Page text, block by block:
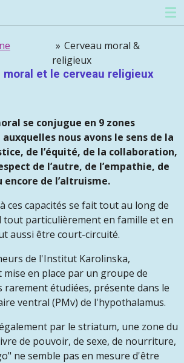
» Cerveau moral &
religieux
moral et le cerveau religieux
se conjugue en 9 zones
nous avons le sens de la
de l’équité, de la collaboration,
de l’autre, de l’empathie, de
encore de l’altruisme.
ces capacités se fait tout au long de
tout particulièrement en famille et en
aussi être court-circuité.
de l'Institut Karolinska,
en place par un groupe de
rarement étudiées, présente dans le
ventral (PMv) de l'hypothalamus.
par le striatum, une zone du
de pouvoir, de sexe, de nourriture,
ne semble pas en mesure d'être